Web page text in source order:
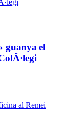
guanya el